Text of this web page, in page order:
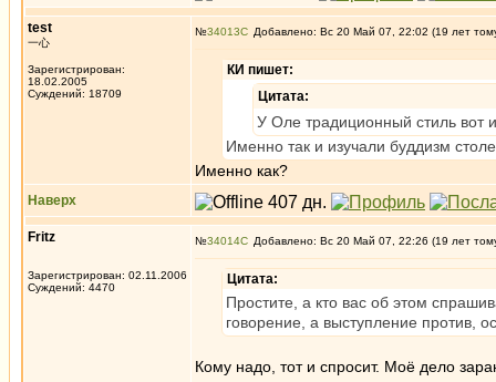
test
一心
Зарегистрирован:
18.02.2005
Суждений: 18709
№34013 Добавлено: Вс 20 Май 07, 22:02 (19 лет
КИ пишет:
Цитата:
У Оле традиционный стиль вот
Именно так и изучали буддизм
Именно как?
Наверх
Fritz
Зарегистрирован: 02.11.2006
Суждений: 4470
№34014 Добавлено: Вс 20 Май 07, 22:26 (19 лет
Цитата:
Простите, а кто вас об этом
говорение, а выступление против,
Кому надо, тот и спросит. Моё дело